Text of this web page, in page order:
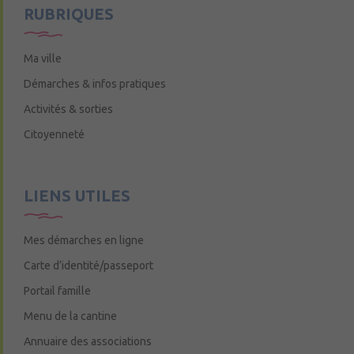
RUBRIQUES
Ma ville
Démarches & infos pratiques
Activités & sorties
Citoyenneté
LIENS UTILES
Mes démarches en ligne
Carte d’identité/passeport
Portail famille
Menu de la cantine
Annuaire des associations